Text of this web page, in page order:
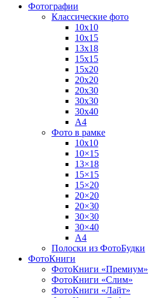
Фотографии
Классические фото
10х10
10х15
13х18
15х15
15х20
20х20
20х30
30х30
30х40
А4
Фото в рамке
10х10
10×15
13×18
15×15
15×20
20×20
20×30
30×30
30×40
A4
Полоски из ФотоБудки
ФотоКниги
ФотоКниги «Премиум»
ФотоКниги «Слим»
ФотоКниги «Лайт»